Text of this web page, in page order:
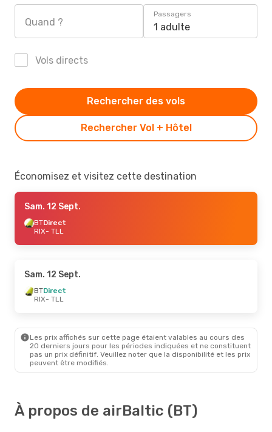
Quand ?
Passagers
1 adulte
Vols directs
Rechercher Vol + Hôtel
Rechercher des vols
Économisez et visitez cette destination
Sam. 12 Sept.
BTDirect
RIX- TLL
Sam. 12 Sept.
BTDirect
RIX- TLL
Les prix affichés sur cette page étaient valables au cours des
20 derniers jours pour les périodes indiquées et ne constituent
pas un prix définitif. Veuillez noter que la disponibilité et les prix
peuvent être modifiés.
À propos de airBaltic (BT)